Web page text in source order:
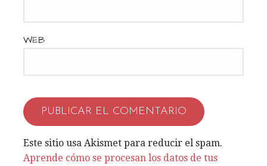
WEB
Este sitio usa Akismet para reducir el spam.
Aprende cómo se procesan los datos de tus